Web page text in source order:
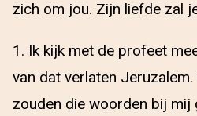
zich om jou. Zijn liefde zal
1. Ik kijk met de profeet
van dat verlaten
zouden die woorden bij mij